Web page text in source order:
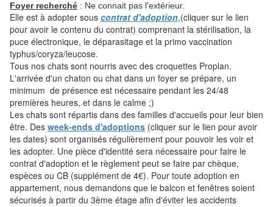
Foyer recherché : Ne connait pas l'extérieur.
Elle est à adopter sous contrat d'adoption,(cliquer sur le lien
pour avoir le contenu du contrat) comprenant la stérilisation, la
puce électronique, le déparasitage et la primo vaccination
typhus/coryza/leucose.
Tous nos chats sont nourris avec des croquettes Proplan.
L'arrivée d'un chaton ou chat dans un foyer se prépare, un
minimum de présence est nécessaire pendant les 24/48
premières heures, et dans le calme ;)
Les chats sont répartis dans des familles d'accueils pour leur bien
être. Des week-ends d'adoptions (cliquer sur le lien pour avoir
les dates) sont organisés régulièrement pour pouvoir les voir et
les adopter. Une pièce d'identité sera nécessaire pour faire le
contrat d'adoption et le règlement peut se faire par chèque,
espèces ou CB (supplément de 4€). Pour toute adoption en
appartement, nous demandons que le balcon et fenêtres soient
sécurisés à partir du 3ème étage afin d'éviter les accidents